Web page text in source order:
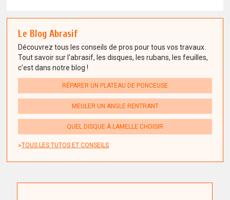
Le Blog Abrasif
Découvrez tous les conseils de pros pour tous vos travaux.
Tout savoir sur l'abrasif, les disques, les rubans, les feuilles,
c'est dans notre blog !
RÉPARER UN PLATEAU DE PONCEUSE
MEULER UN ANGLE RENTRANT
QUEL DISQUE À LAMELLE CHOISIR
TOUS LES TUTOS ET CONSEILS